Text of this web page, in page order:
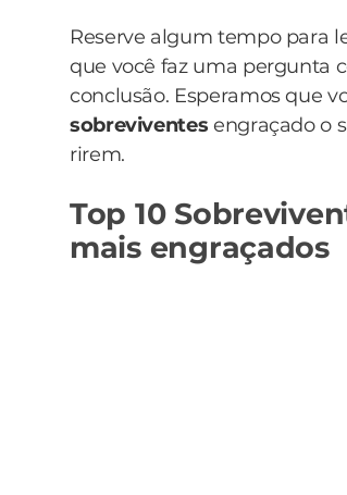
Reserve algum tempo para
que você faz uma pergunta
conclusão. Esperamos que
sobreviventes engraçado o
rirem.
Top 10
mais engraçados